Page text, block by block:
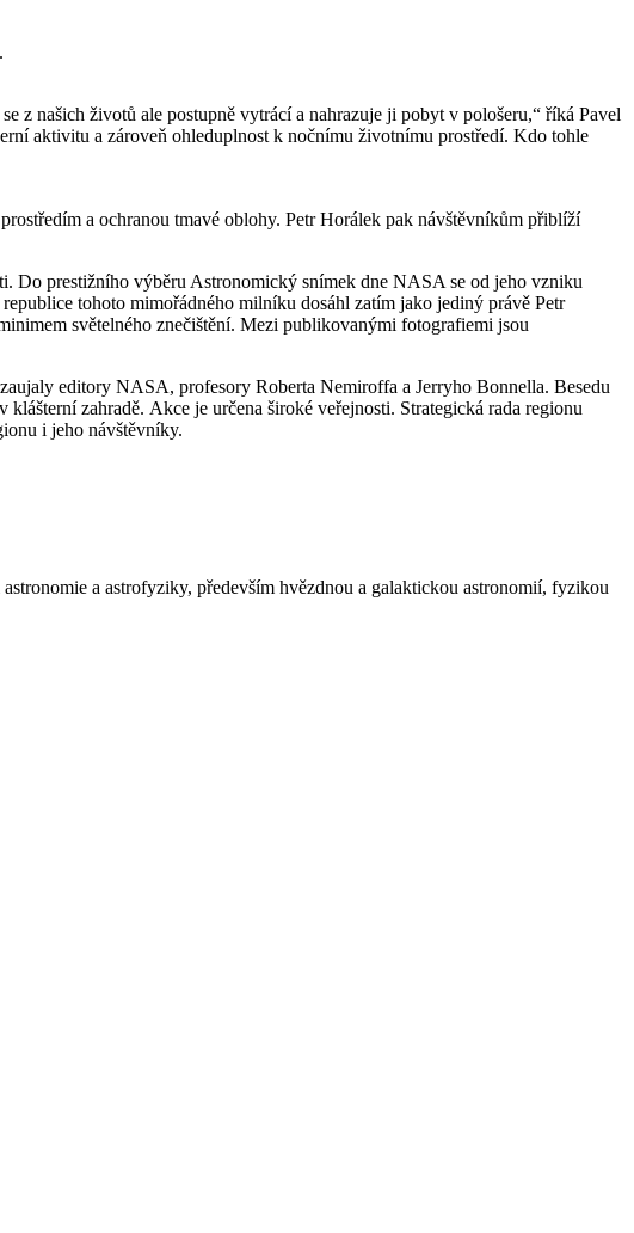
z našich životů ale postupně vytrácí a nahrazuje ji pobyt v pološeru,“ říká Pavel
aktivitu a zároveň ohleduplnost k nočnímu životnímu prostředí. Kdo tohle
a ochranou tmavé oblohy. Petr Horálek pak návštěvníkům přiblíží
Do prestižního výběru Astronomický snímek dne NASA se od jeho vzniku
tohoto mimořádného milníku dosáhl zatím jako jediný právě Petr
světelného znečištění. Mezi publikovanými fotografiemi jsou
editory NASA, profesory Roberta Nemiroffa a Jerryho Bonnella. Besedu
zahradě. Akce je určena široké veřejnosti. Strategická rada regionu
i jeho návštěvníky.
a astrofyziky, především hvězdnou a galaktickou astronomií, fyzikou